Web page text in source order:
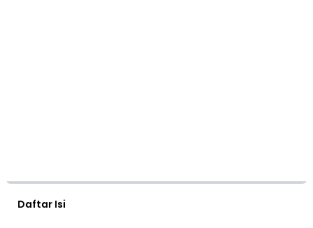
Daftar Isi